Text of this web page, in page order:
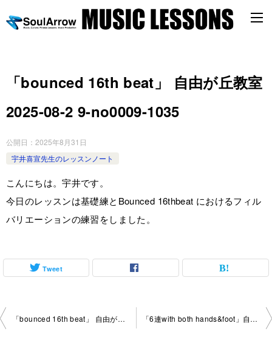
「bounced 16th beat」 自由が丘教室
2025-08-2 9-no0009-1035
公開日： 2025年8月31日
宇井喜宣先生のレッスンノート
こんにちは。宇井です。
今日のレッスンは基礎練とBounced 16thbeat におけるフィル
バリエーションの練習をしました。
Tweet
投
「bounced 16th beat」 自由が丘教室2025-08-26-no0009- 1035 「6連with both hands&foot」自由が丘教室 2025-08-29-no0009-1036